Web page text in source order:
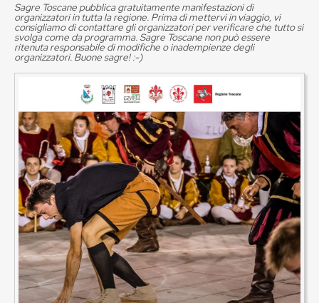
Sagre Toscane pubblica gratuitamente manifestazioni di
organizzatori in tutta la regione. Prima di mettervi in viaggio, vi
consigliamo di contattare gli organizzatori per verificare che tutto si
svolga come da programma. Sagre Toscane non può essere
ritenuta responsabile di modifiche o inadempienze degli
organizzatori. Buone sagre! :-)